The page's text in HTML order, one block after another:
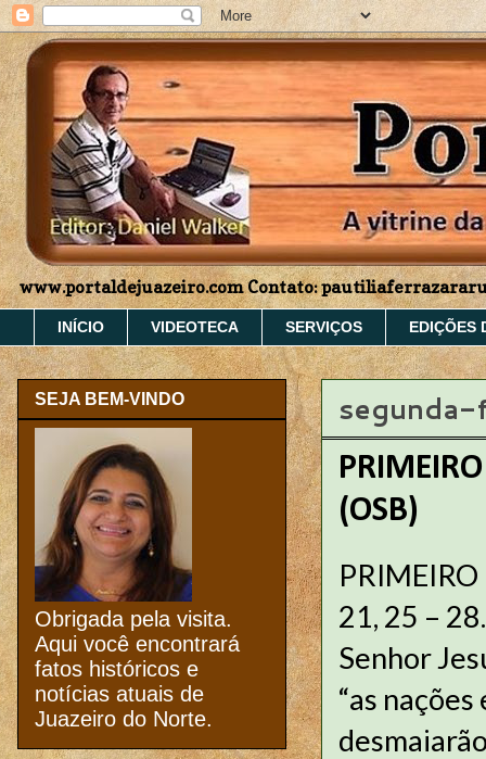
www.portaldejuazeiro.com Contato:
INÍCIO VIDEOTECA SERVIÇOS EDIÇÕES
(OSB)
21, 25 –
Senhor
“as
SEJA BEM-VINDO
Obrigada pela visita.
Aqui você encontrará
fatos históricos e
notícias atuais de
Juazeiro do Norte.